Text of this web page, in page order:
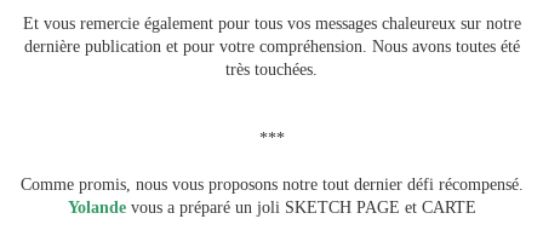
Et vous remercie également pour tous vos messages chaleureux sur notre
dernière publication et pour votre compréhension. Nous avons toutes été
très touchées.
***
Comme promis, nous vous proposons notre tout dernier défi récompensé.
Yolande vous a préparé un joli SKETCH PAGE et CARTE